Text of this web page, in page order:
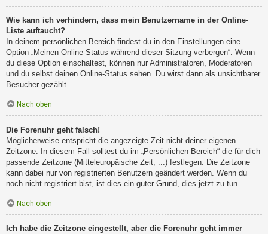
Wie kann ich verhindern, dass mein Benutzername in der Online-
Liste auftaucht?
In deinem persönlichen Bereich findest du in den Einstellungen eine
Option „Meinen Online-Status während dieser Sitzung verbergen“. Wenn
du diese Option einschaltest, können nur Administratoren, Moderatoren
und du selbst deinen Online-Status sehen. Du wirst dann als unsichtbarer
Besucher gezählt.
Nach oben
Die Forenuhr geht falsch!
Möglicherweise entspricht die angezeigte Zeit nicht deiner eigenen
Zeitzone. In diesem Fall solltest du im „Persönlichen Bereich“ die für dich
passende Zeitzone (Mitteleuropäische Zeit, ...) festlegen. Die Zeitzone
kann dabei nur von registrierten Benutzern geändert werden. Wenn du
noch nicht registriert bist, ist dies ein guter Grund, dies jetzt zu tun.
Nach oben
Ich habe die Zeitzone eingestellt, aber die Forenuhr geht immer